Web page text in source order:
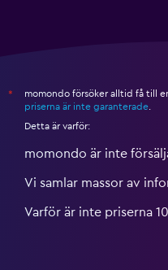
*
momondo försöker alltid få till
priserna är inte garanterade
Detta är varför:
momondo är inte
Vi samlar massor av
Varför är inte priserna